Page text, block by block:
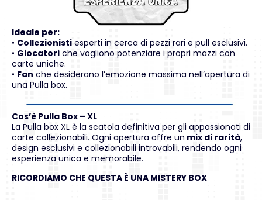
Ideale per:
• Collezionisti esperti in cerca di pezzi rari e pull esclusivi.
• Giocatori che vogliono potenziare i propri mazzi con
carte uniche.
• Fan che desiderano l’emozione massima nell’apertura di
una Pulla box.
Cos’è Pulla Box – XL
La Pulla box XL è la scatola definitiva per gli appassionati di
carte collezionabili. Ogni apertura offre un mix di rarità,
design esclusivi e collezionabili introvabili, rendendo ogni
esperienza unica e memorabile.
RICORDIAMO CHE QUESTA È UNA MISTERY BOX